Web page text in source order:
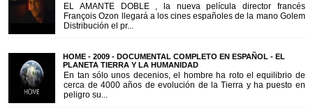
EL AMANTE DOBLE , la nueva película director francés
François Ozon llegará a los cines españoles de la mano Golem
Distribución el pr...
HOME - 2009 - DOCUMENTAL COMPLETO EN ESPAÑOL - EL
PLANETA TIERRA Y LA HUMANIDAD
En tan sólo unos decenios, el hombre ha roto el equilibrio de
cerca de 4000 años de evolución de la Tierra y ha puesto en
peligro su...